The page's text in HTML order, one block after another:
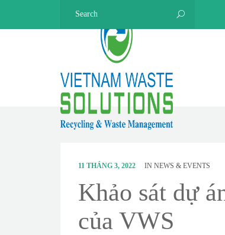
11 THÁNG 3, 2022 IN NEWS & EVENTS
Khảo sát dự
của VWS